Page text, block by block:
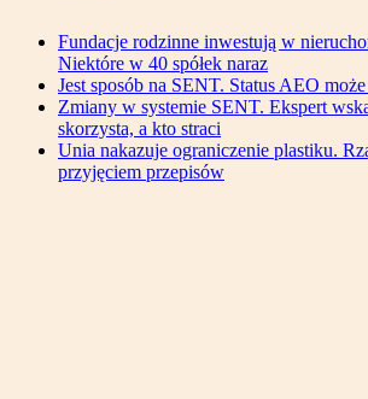
Fundacje rodzinne inwestują w
Niektóre w 40 spółek naraz
Jest sposób na SENT. Status AEO
Zmiany w systemie SENT. Ekspert
skorzysta, a kto straci
Unia nakazuje ograniczenie plastiku.
przyjęciem przepisów